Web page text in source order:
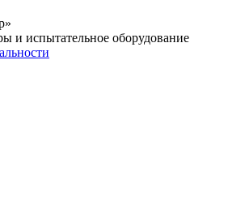
и испытательное оборудование